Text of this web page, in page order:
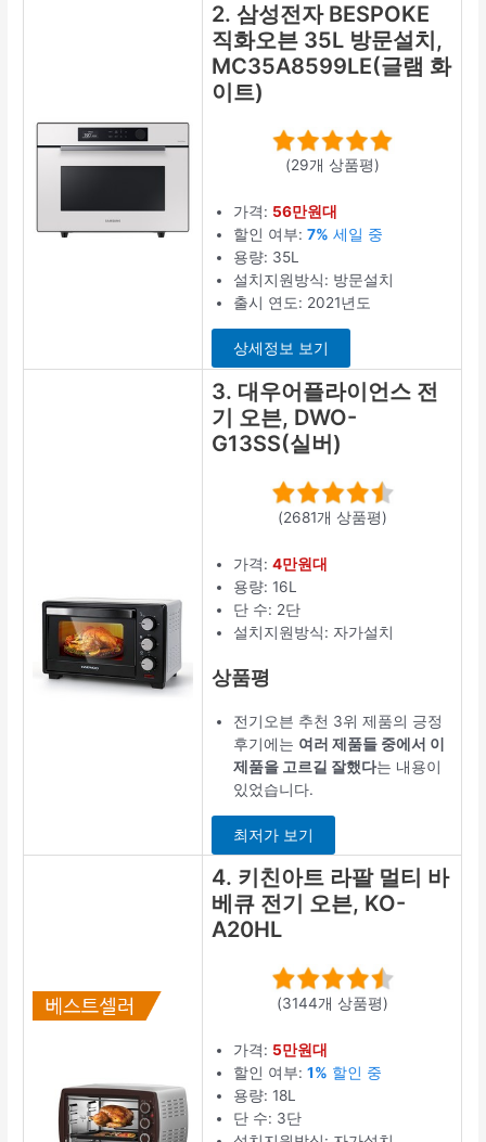
2. 삼성전자 BESPOKE
직화오븐 35L 방문설치,
MC35A8599LE(글램 화
이트)
(29개 상품평)
가격: 56만원대
할인 여부:7% 세일 중
용량: 35L
설치지원방식: 방문설치
출시 연도: 2021년도
상세정보 보기
3. 대우어플라이언스 전
기 오븐, DWO-
G13SS(실버)
(2681개 상품평)
가격:4만원대
용량: 16L
단 수: 2단
설치지원방식: 자가설치
상품평
전기오븐 추천 3위 제품의 긍정
후기에는 여러 제품들 중에서 이
제품을 고르길 잘했다는 내용이
있었습니다.
최저가 보기
4. 키친아트 라팔 멀티 바
베큐 전기 오븐, KO-
A20HL
(3144개 상품평)
가격: 5만원대
할인 여부:1% 할인 중
용량: 18L
단 수: 3단